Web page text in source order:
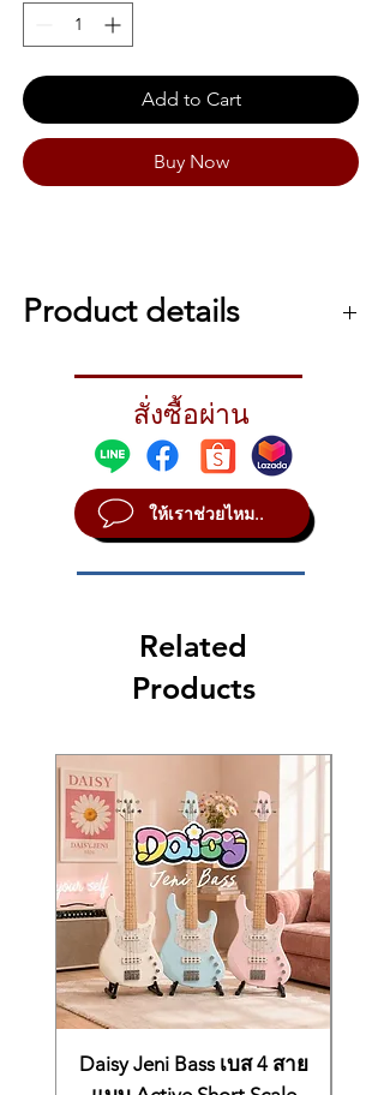
Add to Cart
Buy Now
Product details
Heavy weight means more metal for highly-
defined stick
STYLE Vintage
SOUND Bright
WEIGHT Heavy
สั่งซื้อผ่าน
ให้เราช่วยไหม..
Related
Products
Daisy Jeni Bass เบส 4 สาย